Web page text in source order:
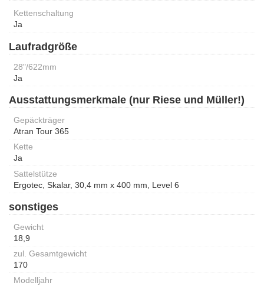
Kettenschaltung
Ja
Laufradgröße
28"/622mm
Ja
Ausstattungsmerkmale (nur Riese und Müller!)
Gepäckträger
Atran Tour 365
Kette
Ja
Sattelstütze
Ergotec, Skalar, 30,4 mm x 400 mm, Level 6
sonstiges
Gewicht
18,9
zul. Gesamtgewicht
170
Modelljahr